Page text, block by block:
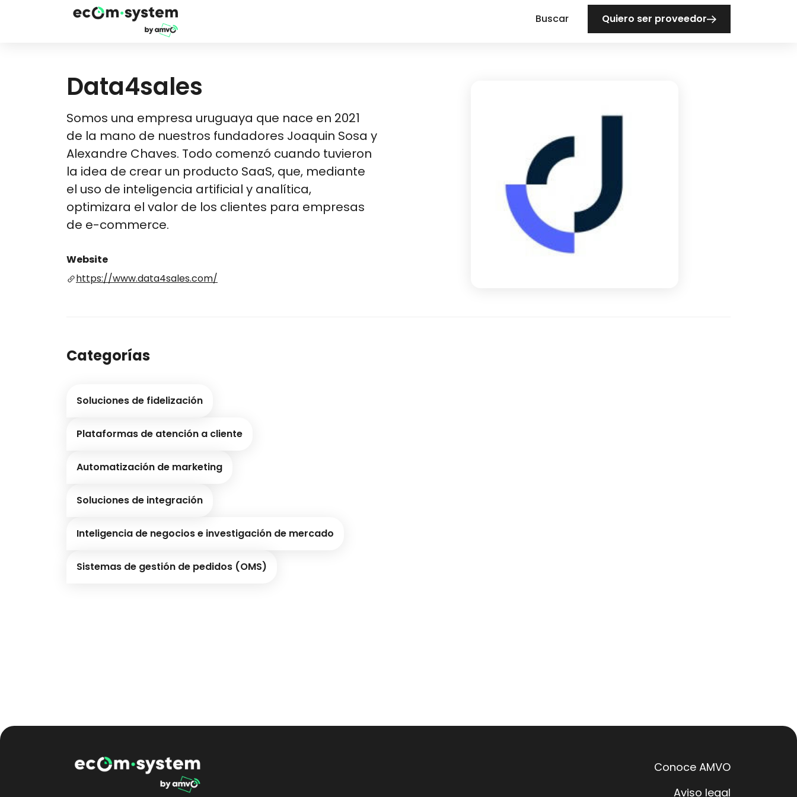
Buscar Quiero ser proveedor
Data4sales
Somos una empresa uruguaya que nace en 2021
de la mano de nuestros fundadores Joaquin Sosa y
Alexandre Chaves. Todo comenzó cuando tuvieron
la idea de crear un producto SaaS, que, mediante
el uso de inteligencia artificial y analítica,
optimizara el valor de los clientes para empresas
de e-commerce.
Website
https://www.data4sales.com/
Categorías
Soluciones de fidelización
Plataformas de atención a cliente
Automatización de marketing
Soluciones de integración
Inteligencia de negocios e investigación de mercado
Sistemas de gestión de pedidos (OMS)
Conoce AMVO
Aviso legal